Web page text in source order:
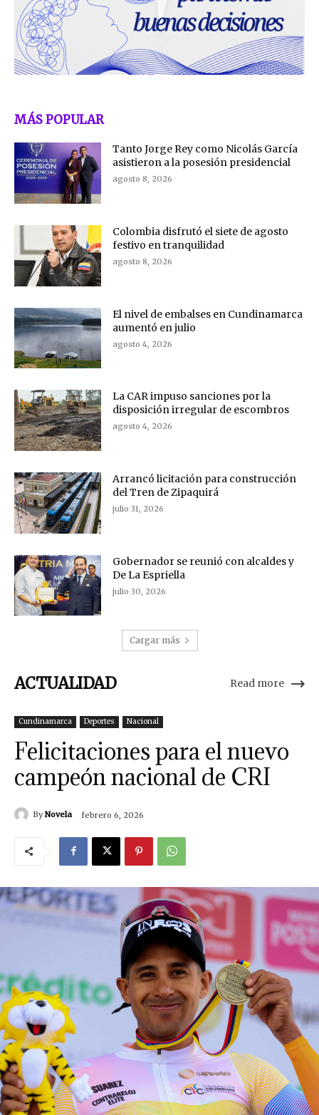
MÁS POPULAR
Tanto Jorge Rey como Nicolás García
asistieron a la posesión presidencial
agosto 8, 2026
Colombia disfrutó el siete de agosto
festivo en tranquilidad
agosto 8, 2026
El nivel de embalses en Cundinamarca
aumentó en julio
agosto 4, 2026
La CAR impuso sanciones por la
disposición irregular de escombros
agosto 4, 2026
Arrancó licitación para construcción
del Tren de Zipaquirá
julio 31, 2026
Gobernador se reunió con alcaldes y
De La Espriella
julio 30, 2026
Cargar más
ACTUALIDAD Read more
Cundinamarca Deportes Nacional
Felicitaciones para el nuevo
campeón nacional de CRI
By Novela febrero 6, 2026